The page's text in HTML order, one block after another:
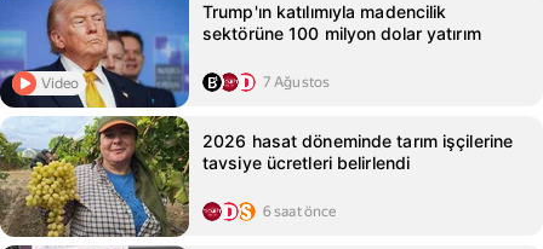
Video
Trump'ın katılımıyla madencilik
sektörüne 100 milyon dolar yatırım
7 Ağustos
2026 hasat döneminde tarım işçilerine
tavsiye ücretleri belirlendi
6 saat önce